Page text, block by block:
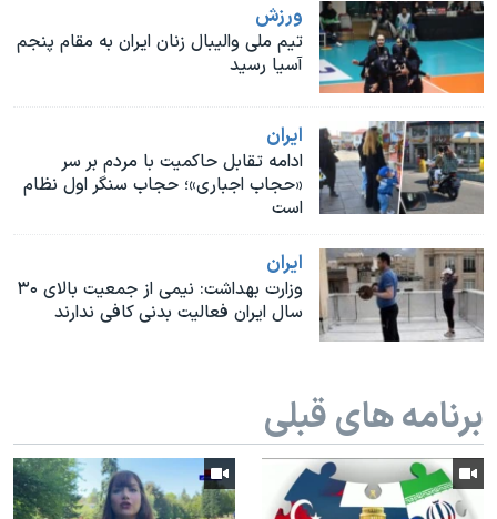
صفحه‌های ویژه
سفر پرزیدنت ترامپ به چین
ورزش
تیم ملی والیبال زنان ایران به مقام پنجم
آسیا رسید
ايران
ادامه تقابل حاکمیت با مردم بر سر
«حجاب اجباری»؛ حجاب سنگر اول نظام
است
ايران
وزارت بهداشت: نیمی از جمعیت بالای ۳۰
سال ایران فعالیت بدنی کافی ندارند
برنامه های قبلی